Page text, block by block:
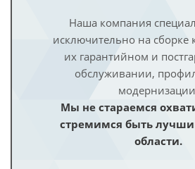
Наша компания
исключительно на сборке
их гарантийном и
обслуживании,
Мы не стараемся
стремимся быть
области.